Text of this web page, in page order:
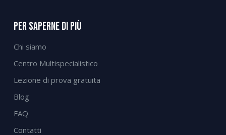
Per Saperne Di Più
Chi siamo
Centro Multispecialistico
Lezione di prova gratuita
Blog
FAQ
Contatti